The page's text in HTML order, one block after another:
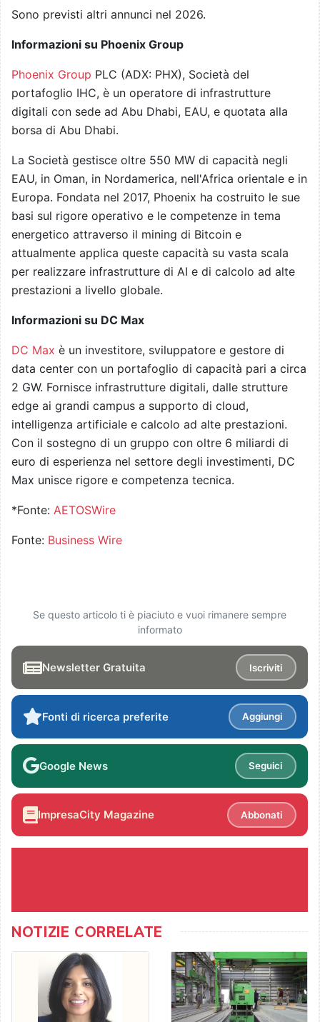
Sono previsti altri annunci nel 2026.
Informazioni su Phoenix Group
Phoenix Group PLC (ADX: PHX), Società del
portafoglio IHC, è un operatore di infrastrutture
digitali con sede ad Abu Dhabi, EAU, e quotata alla
borsa di Abu Dhabi.
La Società gestisce oltre 550 MW di capacità negli
EAU, in Oman, in Nordamerica, nell'Africa orientale e in
Europa. Fondata nel 2017, Phoenix ha costruito le sue
basi sul rigore operativo e le competenze in tema
energetico attraverso il mining di Bitcoin e
attualmente applica queste capacità su vasta scala
per realizzare infrastrutture di AI e di calcolo ad alte
prestazioni a livello globale.
Informazioni su DC Max
DC Max è un investitore, sviluppatore e gestore di
data center con un portafoglio di capacità pari a circa
2 GW. Fornisce infrastrutture digitali, dalle strutture
edge ai grandi campus a supporto di cloud,
intelligenza artificiale e calcolo ad alte prestazioni.
Con il sostegno di un gruppo con oltre 6 miliardi di
euro di esperienza nel settore degli investimenti, DC
Max unisce rigore e competenza tecnica.
*Fonte: AETOSWire
Fonte: Business Wire
Se questo articolo ti è piaciuto e vuoi rimanere sempre
informato
Newsletter Gratuita Iscriviti
Fonti di ricerca preferite Aggiungi
Google News Seguici
ImpresaCity Magazine Abbonati
NOTIZIE CORRELATE